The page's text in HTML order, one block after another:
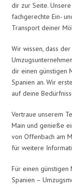
dir zur Seite.
fachgerechte Ein-
Transport deiner
Wir wissen, dass
dir einen günstigen
Spanien an. Wir
auf deine
Vertraue unserem
Main und genieße
von Offenbach am
für weitere
Für einen günstigen
Spanien –